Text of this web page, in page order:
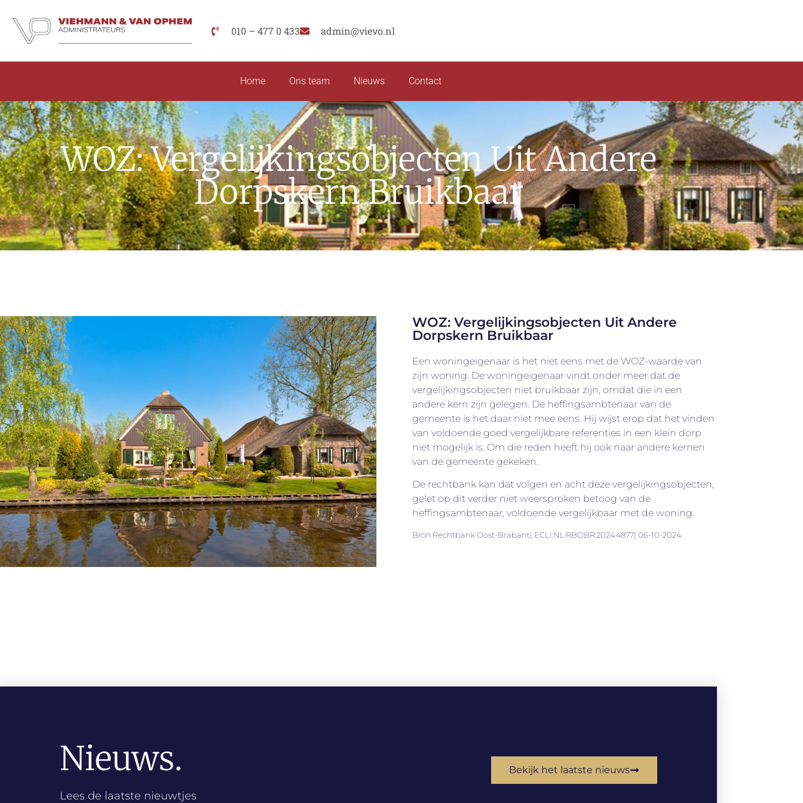
010 – 477 0 433 admin@vievo.nl
Home Ons team Nieuws Contact
WOZ: Vergelijkingsobjecten Uit Andere
Dorpskern Bruikbaar
WOZ: Vergelijkingsobjecten Uit Andere
Dorpskern Bruikbaar
Een woningeigenaar is het niet eens met de WOZ-waarde van
zijn woning. De woningeigenaar vindt onder meer dat de
vergelijkingsobjecten niet bruikbaar zijn, omdat die in een
andere kern zijn gelegen. De heffingsambtenaar van de
gemeente is het daar niet mee eens. Hij wijst erop dat het vinden
van voldoende goed vergelijkbare referenties in een klein dorp
niet mogelijk is. Om die reden heeft hij ook naar andere kernen
van de gemeente gekeken.
De rechtbank kan dat volgen en acht deze vergelijkingsobjecten,
gelet op dit verder niet weersproken betoog van de
heffingsambtenaar, voldoende vergelijkbaar met de woning.
Bron:Rechtbank Oost-Brabant| ECLI:NL:RBOBR:2024:4877| 06-10-2024
Nieuws.
Lees de laatste nieuwtjes
Bekijk het laatste nieuws